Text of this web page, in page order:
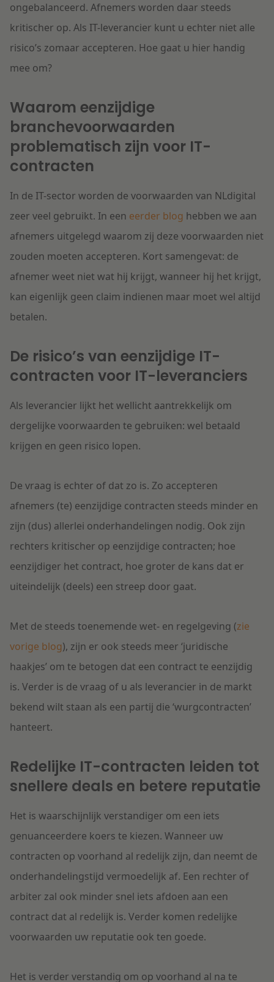
ongebalanceerd. Afnemers worden daar steeds
kritischer op. Als IT-leverancier kunt u echter niet alle
risico’s zomaar accepteren. Hoe gaat u hier handig
mee om?
Waarom eenzijdige
branchevoorwaarden
problematisch zijn voor IT-
contracten
In de IT-sector worden de voorwaarden van NLdigital
zeer veel gebruikt. In een eerder blog hebben we aan
afnemers uitgelegd waarom zij deze voorwaarden niet
zouden moeten accepteren. Kort samengevat: de
afnemer weet niet wat hij krijgt, wanneer hij het krijgt,
kan eigenlijk geen claim indienen maar moet wel altijd
betalen.
De risico’s van eenzijdige IT-
contracten voor IT-leveranciers
Als leverancier lijkt het wellicht aantrekkelijk om
dergelijke voorwaarden te gebruiken: wel betaald
krijgen en geen risico lopen.
De vraag is echter of dat zo is. Zo accepteren
afnemers (te) eenzijdige contracten steeds minder en
zijn (dus) allerlei onderhandelingen nodig. Ook zijn
rechters kritischer op eenzijdige contracten; hoe
eenzijdiger het contract, hoe groter de kans dat er
uiteindelijk (deels) een streep door gaat.
Met de steeds toenemende wet- en regelgeving (zie
vorige blog), zijn er ook steeds meer ‘juridische
haakjes’ om te betogen dat een contract te eenzijdig
is. Verder is de vraag of u als leverancier in de markt
bekend wilt staan als een partij die ‘wurgcontracten’
hanteert.
Redelijke IT-contracten leiden tot
snellere deals en betere reputatie
Het is waarschijnlijk verstandiger om een iets
genuanceerdere koers te kiezen. Wanneer uw
contracten op voorhand al redelijk zijn, dan neemt de
onderhandelingstijd vermoedelijk af. Een rechter of
arbiter zal ook minder snel iets afdoen aan een
contract dat al redelijk is. Verder komen redelijke
voorwaarden uw reputatie ook ten goede.
Het is verder verstandig om op voorhand al na te